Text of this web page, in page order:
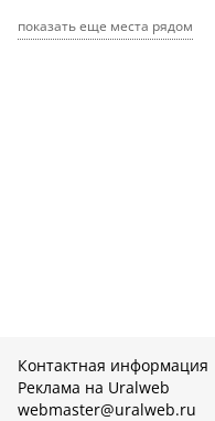
показать еще места рядом
Контактная информация
Реклама на Uralweb
webmaster@uralweb.ru